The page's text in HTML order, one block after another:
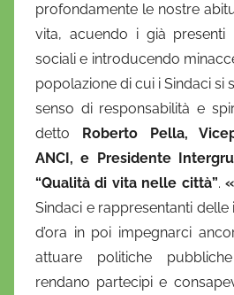
profondamente le nostre
vita, acuendo i già presenti
sociali e introducendo
popolazione di cui i Sindaci si
senso di responsabilità e
detto
Roberto Pella,
ANCI, e Presidente
“Qualità di vita nelle città”. «
Sindaci e rappresentanti
d’ora in poi impegnarci
attuare politiche
rendano partecipi e